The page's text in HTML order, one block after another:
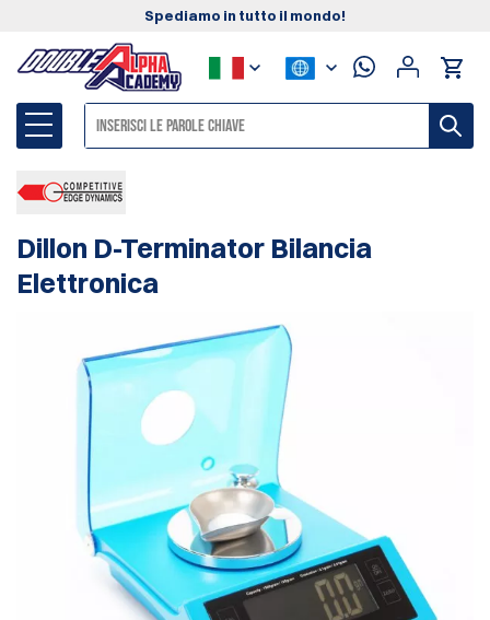
Spediamo in tutto il mondo!
Dillon D-Terminator Bilancia
Elettronica